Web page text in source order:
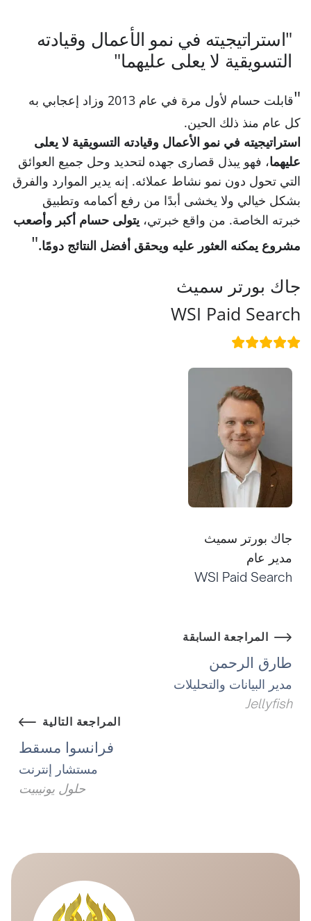
"استراتيجيته في نمو الأعمال وقيادته
التسويقية لا يعلى عليهما"
قابلت حسام لأول مرة في عام 2013 وزاد إعجابي به
كل عام منذ ذلك الحين.
استراتيجيته في نمو الأعمال وقيادته التسويقية لا يعلى
عليهما، فهو يبذل قصارى جهده لتحديد وحل جميع العوائق
التي تحول دون نمو نشاط عملائه. إنه يدير الموارد والفرق
بشكل خيالي ولا يخشى أبدًا من رفع أكمامه وتطبيق
خبرته الخاصة. من واقع خبرتي،يتولى حسام أكبر وأصعب
مشروع يمكنه العثور عليه ويحقق أفضل النتائج دومًا.
جاك بورتر سميث
WSI Paid Search
جاك بورتر سميث
مدير عام
WSI Paid Search
المراجعة السابقة
طارق الرحمن
مدير البيانات والتحليلات
Jellyfish
المراجعة التالية
فرانسوا مسقط
مستشار إنترنت
حلول يونيبيت